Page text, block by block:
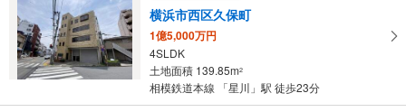
横浜市西区久保町
1億5,000万円
4SLDK
土地面積 139.85m2
相模鉄道本線 「星川」駅 徒歩23分